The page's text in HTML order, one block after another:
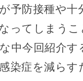
予防接種や十
ってしまう
中今回紹介
染症を減ら